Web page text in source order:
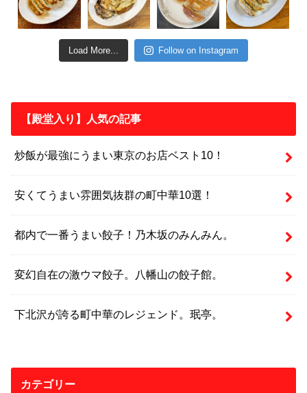
Load More... Follow on Instagram
【殿堂入り】人気の記事
炒飯が最強にうまい東京のお店ベスト10！
安くてうまい雰囲気抜群の町中華10選！
都内で一番うまい餃子！乃木坂のみんみん。
変幻自在の激ウマ餃子。八幡山の餃子館。
下北沢が誇る町中華のレジェンド。珉亭。
カテゴリー